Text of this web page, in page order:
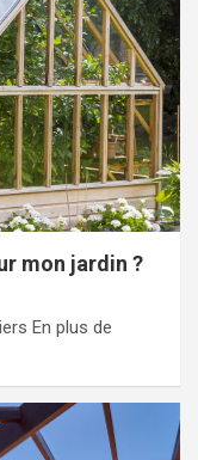
mon jardin ?
En plus de